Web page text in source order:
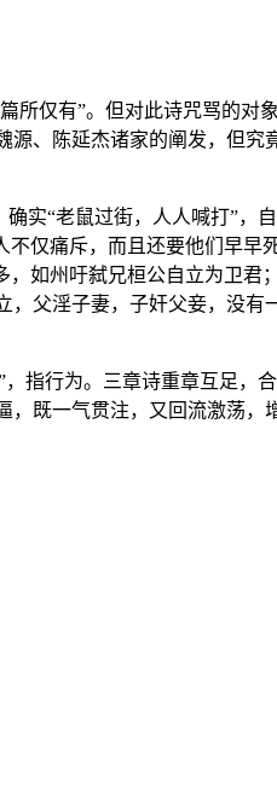
所仅有”。但对此诗咒骂的对
、陈延杰诸家的阐发，但究
实“老鼠过街，人人喊打”，
仅痛斥，而且还要他们早早
如州吁弑兄桓公自立为卫君
父淫子妻，子奸父妾，没有
指行为。三章诗重章互足，
既一气贯注，又回流激荡，